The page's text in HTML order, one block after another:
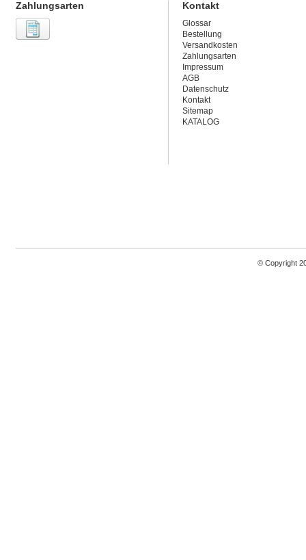
Zahlungsarten Kontakt
Glossar
Bestellung
Versandkosten
Zahlungsarten
Impressum
AGB
Datenschutz
Kontakt
Sitemap
KATALOG
© Copyright